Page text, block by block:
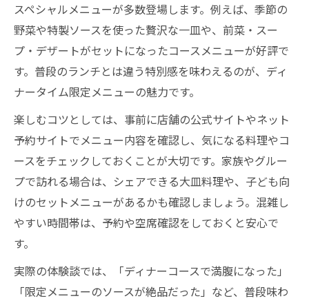
スペシャルメニューが多数登場します。例えば、季節の
野菜や特製ソースを使った贅沢な一皿や、前菜・スー
プ・デザートがセットになったコースメニューが好評で
す。普段のランチとは違う特別感を味わえるのが、ディ
ナータイム限定メニューの魅力です。
楽しむコツとしては、事前に店舗の公式サイトやネット
予約サイトでメニュー内容を確認し、気になる料理やコ
ースをチェックしておくことが大切です。家族やグルー
プで訪れる場合は、シェアできる大皿料理や、子ども向
けのセットメニューがあるかも確認しましょう。混雑し
やすい時間帯は、予約や空席確認をしておくと安心で
す。
実際の体験談では、「ディナーコースで満腹になった」
「限定メニューのソースが絶品だった」など、普段味わ